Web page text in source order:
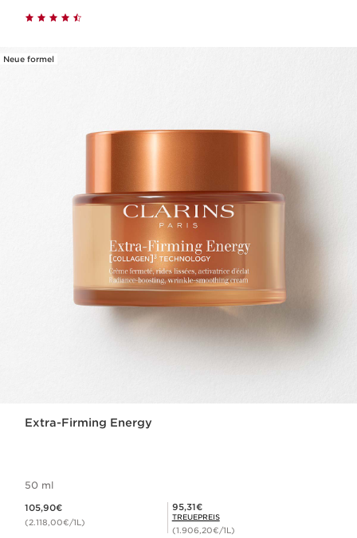
Neue formel
Extra-Firming Energy
50 ml
105,90€
(2.118,00€/1L)
Mitgliederpreis 95,31€
95,31€
TREUEPREIS
(1.906,20€/1L)